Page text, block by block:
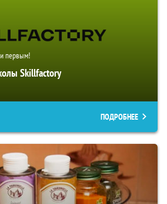
первым!
Skillfactory
ПОДРОБНЕЕ